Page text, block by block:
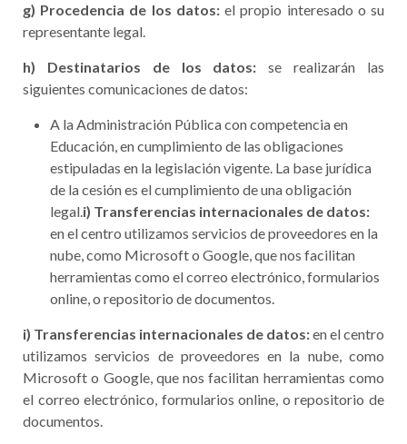
g) Procedencia de los datos:el propio interesado o su
representante legal.
h) Destinatarios de los datos: se realizarán las
siguientes comunicaciones de datos:
A la Administración Pública con competencia en
Educación, en cumplimiento de las obligaciones
estipuladas en la legislación vigente. La base jurídica
de la cesión es el cumplimiento de una obligación
legal.i) Transferencias internacionales de datos:
en el centro utilizamos servicios de proveedores en la
nube, como Microsoft o Google, que nos facilitan
herramientas como el correo electrónico, formularios
online, o repositorio de documentos.
i) Transferencias internacionales de datos:en el centro
utilizamos servicios de proveedores en la nube, como
Microsoft o Google, que nos facilitan herramientas como
el correo electrónico, formularios online, o repositorio de
documentos.